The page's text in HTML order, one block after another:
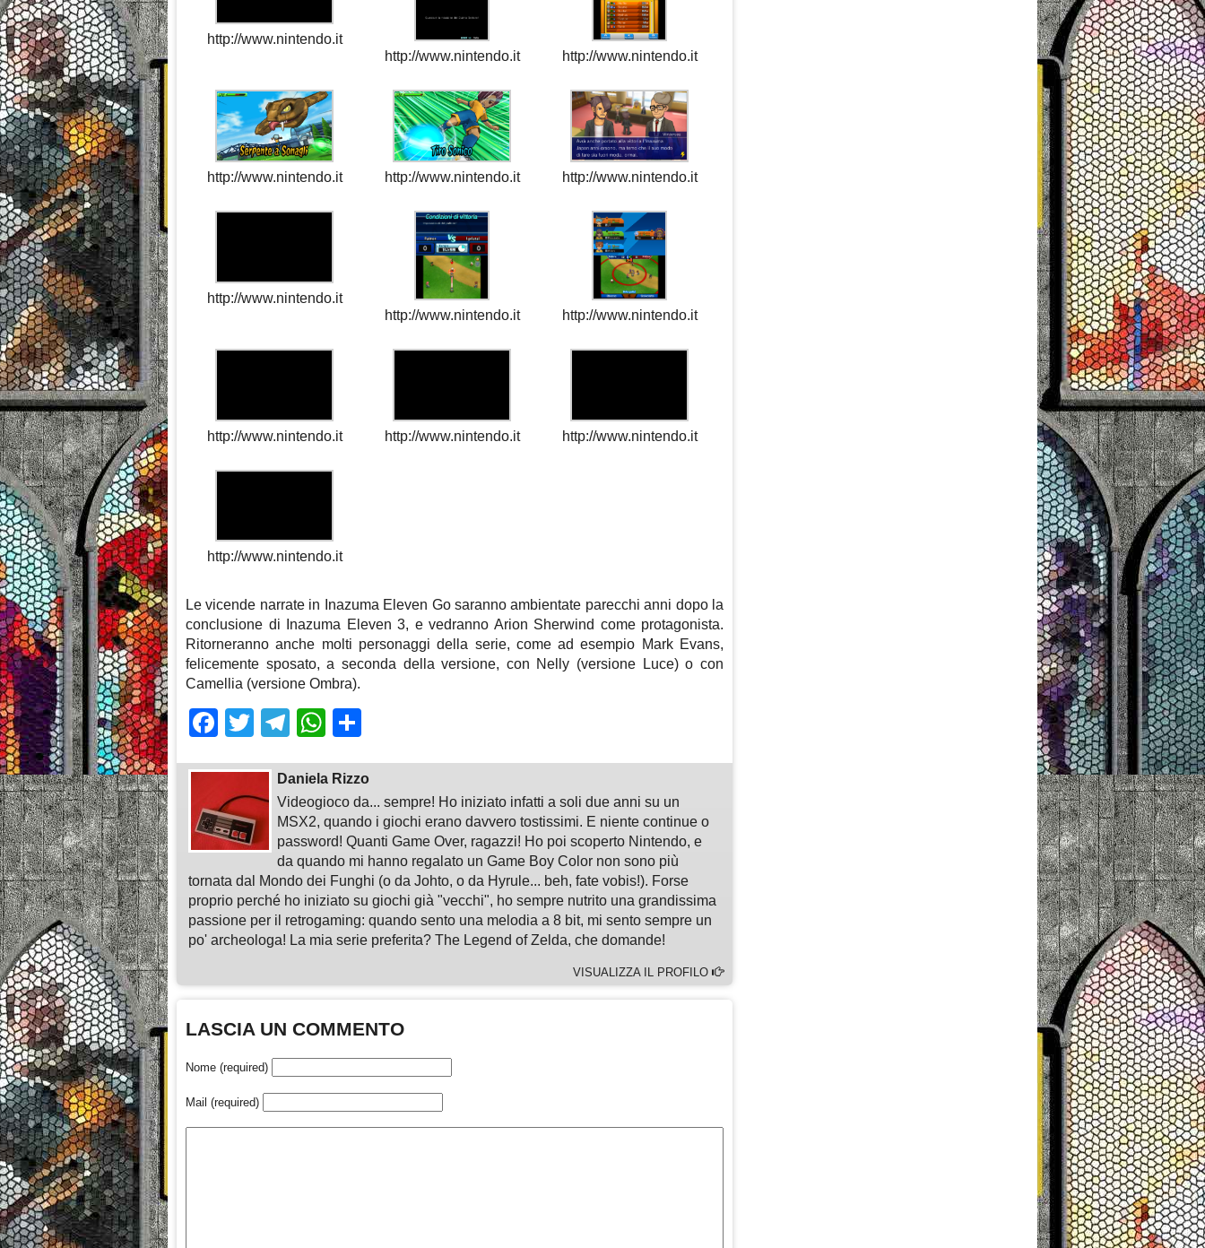
http://www.nintendo.it
http://www.nintendo.it
http://www.nintendo.it
http://www.nintendo.it http://www.nintendo.it http://www.nintendo.it
http://www.nintendo.it
http://www.nintendo.it
http://www.nintendo.it
http://www.nintendo.it http://www.nintendo.it http://www.nintendo.it
http://www.nintendo.it
Le vicende narrate in Inazuma Eleven Go saranno ambientate parecchi anni dopo la
conclusione di Inazuma Eleven 3, e vedranno Arion Sherwind come protagonista.
Ritorneranno anche molti personaggi della serie, come ad esempio Mark Evans,
felicemente sposato, a seconda della versione, con Nelly (versione Luce) o con
Camellia (versione Ombra).
Facebook
TwitterTelegram
WhatsApp
Daniela Rizzo
Videogioco da... sempre! Ho iniziato infatti a soli due anni su un
MSX2, quando i giochi erano davvero tostissimi. E niente continue o
password! Quanti Game Over, ragazzi! Ho poi scoperto Nintendo, e
da quando mi hanno regalato un Game Boy Color non sono più
tornata dal Mondo dei Funghi (o da Johto, o da Hyrule... beh, fate vobis!). Forse
proprio perché ho iniziato su giochi già "vecchi", ho sempre nutrito una grandissima
passione per il retrogaming: quando sento una melodia a 8 bit, mi sento sempre un
po' archeologa! La mia serie preferita? The Legend of Zelda, che domande!
VISUALIZZA IL PROFILO
LASCIA UN COMMENTO
Nome (required)
Mail (required)